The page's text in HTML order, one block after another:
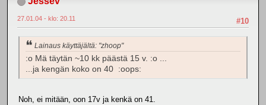
#10
27.01.04 - klo: 20.11
Lainaus käyttäjältä: "zhoop"
:o Mä täytän ~10 kk päästä 15 v. :o ...
...ja kengän koko on 40 :oops:
Noh, ei mitään, oon 17v ja kenkä on 41.